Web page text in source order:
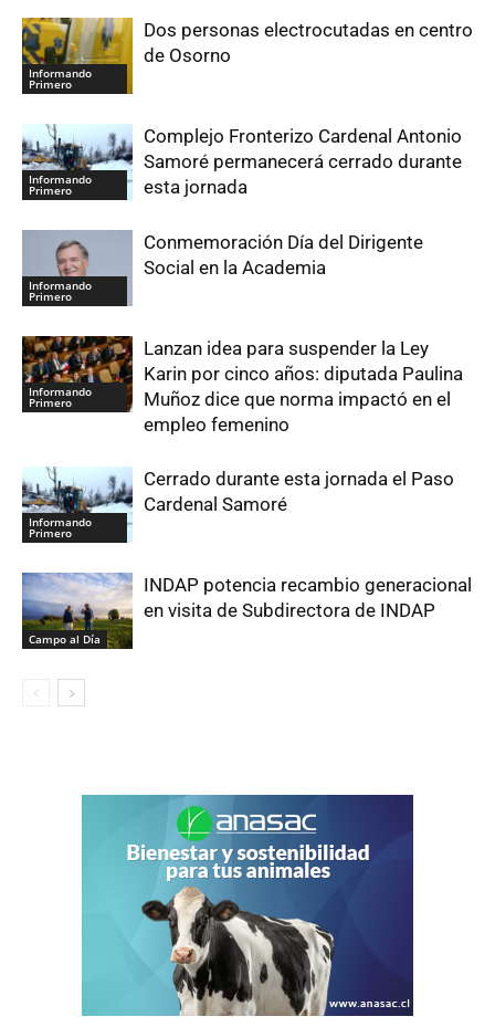
Informando
Primero
Dos personas electrocutadas en centro
de Osorno
Informando
Primero
Complejo Fronterizo Cardenal Antonio
Samoré permanecerá cerrado durante
esta jornada
Informando
Primero
Conmemoración Día del Dirigente
Social en la Academia
Informando
Primero
Lanzan idea para suspender la Ley
Karin por cinco años: diputada Paulina
Muñoz dice que norma impactó en el
empleo femenino
Informando
Primero
Cerrado durante esta jornada el Paso
Cardenal Samoré
Campo al Día
INDAP potencia recambio generacional
en visita de Subdirectora de INDAP